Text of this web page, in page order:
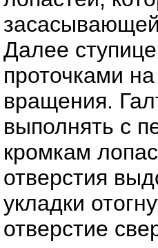
Далее
проточками
вращения.
выполнять с
кромкам
отверстия
укладки
отверстие